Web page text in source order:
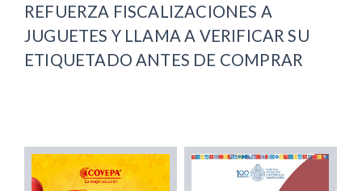
REFUERZA FISCALIZACIONES A
JUGUETES Y LLAMA A VERIFICAR SU
ETIQUETADO ANTES DE COMPRAR